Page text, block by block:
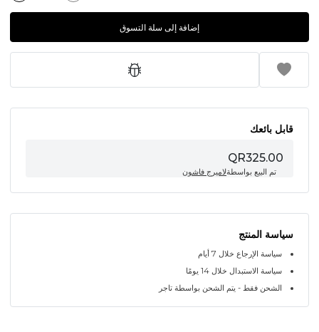
إضافة إلى سلة التسوق
قابل بائعك
QR325.00
تم البيع بواسطةلاميرج فاشون
سياسة المنتج
سياسة الإرجاع خلال 7 أيام
سياسة الاستبدال خلال 14 يومًا
الشحن فقط - يتم الشحن بواسطة تاجر